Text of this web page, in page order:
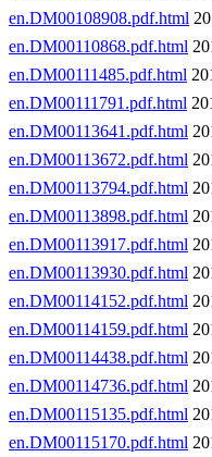
en.DM00108908.pdf.html
en.DM00110868.pdf.html
en.DM00111485.pdf.html
en.DM00111791.pdf.html
en.DM00113641.pdf.html
en.DM00113672.pdf.html
en.DM00113794.pdf.html
en.DM00113898.pdf.html
en.DM00113917.pdf.html
en.DM00113930.pdf.html
en.DM00114152.pdf.html
en.DM00114159.pdf.html
en.DM00114438.pdf.html
en.DM00114736.pdf.html
en.DM00115135.pdf.html
en.DM00115170.pdf.html